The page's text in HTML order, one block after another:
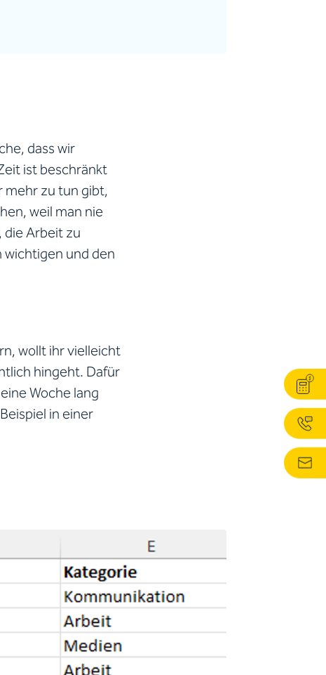
dass wir
ist beschränkt
mehr zu tun gibt,
weil man nie
die Arbeit zu
und den
wollt ihr vielleicht
hingeht. Dafür
Woche lang
in einer